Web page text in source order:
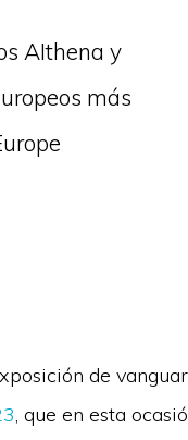
AIthena y
más
de
, que en esta